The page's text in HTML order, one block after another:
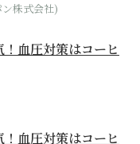
株式会社)
血圧対策はコーヒ
血圧対策はコーヒ